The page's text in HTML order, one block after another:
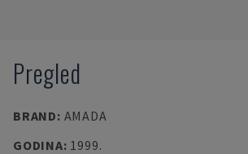
Pregled
BRAND: AMADA
GODINA: 1999.